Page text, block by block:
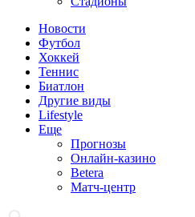
Новости
Футбол
Хоккей
Теннис
Биатлон
Другие виды
Lifestyle
Еще
Прогнозы
Онлайн-казино
Betera
Матч-центр